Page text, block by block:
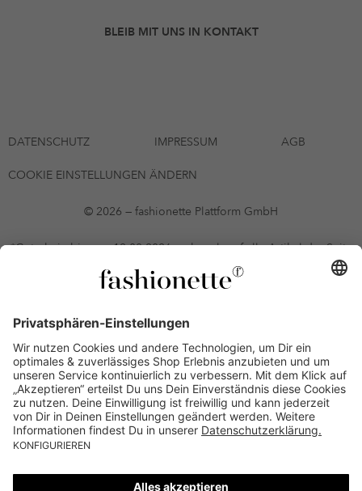
BLEIB MIT UNS IN KONTAKT
DATENSCHUTZ IMPRESSUM AGB
COOKIE EINSTELLUNGEN ÄNDERN
© 2026 — fashionette Plattform GmbH
*Gutschein bis zum 12.08.2026 mehrmals auf alle Artikel der Seite
fashionette.at/selected-styles anwendbar. Es gelten die in den AGB
§9 festgelegten Bedingungen.
vorausgesetzt, alle Preise inkl. MwSt. und ohne Versandkosten. Bei
Ratenkäufen kann die letzte Rate geringfügig abweichen. Die
Anzahl der Raten und die jeweilige Verfügbarkeit von
Zahlungsmethoden kann variieren. Die Prominenten, die
namentlich genannt oder dargestellt werden, haben keine der auf
der Website angebotenen Artikel anerkannt, empfohlen oder
befürwortet. Lieferungen sind nur an Lieferadressen in Österreich